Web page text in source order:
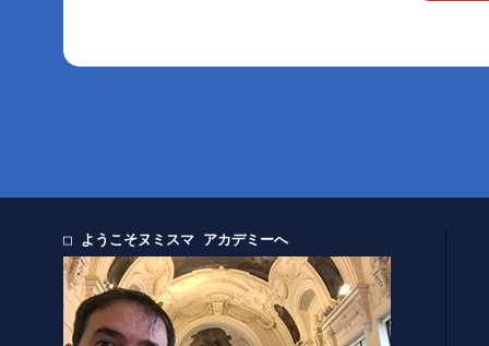
□ ようこそヌミスマ アカデミーへ